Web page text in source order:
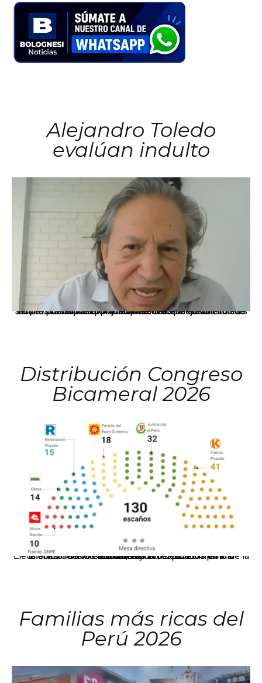
Alejandro Toledo
evalúan indulto
La presidenta Keiko Fujimori informó que la solicitud de indulto presentada por el expresidente Alejandro Toledo será evaluada por la Comisión de Gracias Presidenciales conforme al procedimiento establecido.
Distribución Congreso
Bicameral 2026
El JNE oficializó la distribución de escaños para la elección de 60 senadores y 130 diputados en las Elecciones Generales 2026, tras el restablecimiento de la Bicameralidad.
Familias más ricas del
Perú 2026